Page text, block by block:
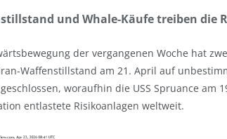
und Whale-Käufe treiben die
der vergangenen Woche hat
Waffenstillstand am 21. April auf
woraufhin die USS Spruance am
entlastete Risikoanlagen weltweit.